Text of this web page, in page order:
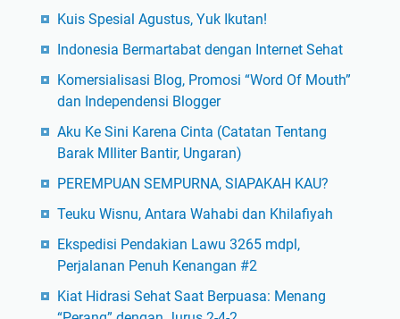
Kuis Spesial Agustus, Yuk Ikutan!
Indonesia Bermartabat dengan Internet Sehat
Komersialisasi Blog, Promosi “Word Of Mouth”
dan Independensi Blogger
Aku Ke Sini Karena Cinta (Catatan Tentang
Barak MIliter Bantir, Ungaran)
PEREMPUAN SEMPURNA, SIAPAKAH KAU?
Teuku Wisnu, Antara Wahabi dan Khilafiyah
Ekspedisi Pendakian Lawu 3265 mdpl,
Perjalanan Penuh Kenangan #2
Kiat Hidrasi Sehat Saat Berpuasa: Menang